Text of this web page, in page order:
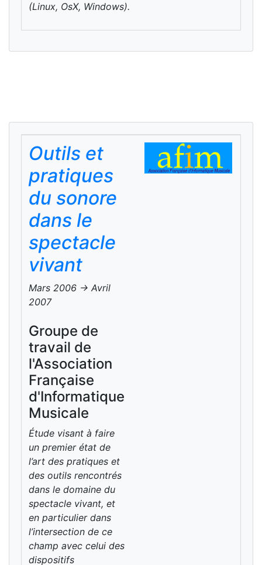
(Linux, OsX, Windows).
Outils et
pratiques
du sonore
dans le
spectacle
vivant
Mars 2006 -> Avril
2007
Groupe de
travail de
l'Association
Française
d'Informatique
Musicale
Étude visant à faire
un premier état de
l’art des pratiques et
des outils rencontrés
dans le domaine du
spectacle vivant, et
en particulier dans
l’intersection de ce
champ avec celui des
dispositifs